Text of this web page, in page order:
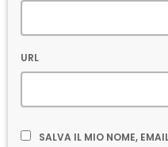
URL
SALVA IL MIO NOME,